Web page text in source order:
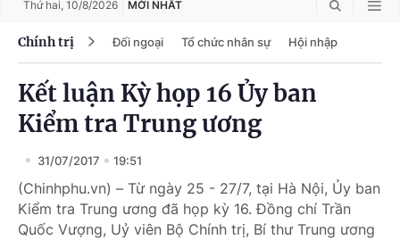
Thứ hai, 10/8/2026 MỚI NHẤT
Chính trị Đối ngoại Tổ chức nhân sự Hội nhập
Kết luận Kỳ họp 16 Ủy ban
Kiểm tra Trung ương
31/07/2017 19:51
(Chinhphu.vn) – Từ ngày 25 - 27/7, tại Hà Nội, Ủy ban
Kiểm tra Trung ương đã họp kỳ 16. Đồng chí Trần
Quốc Vượng, Uỷ viên Bộ Chính trị, Bí thư Trung ương